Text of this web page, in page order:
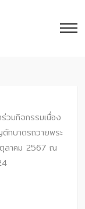
วมกิจกรรมเนื่อง
กบาตรถวายพระ
ตุลาคม 2567 ณ